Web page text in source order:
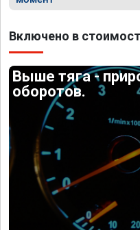
Включено в
Выше тяга -
оборотов.